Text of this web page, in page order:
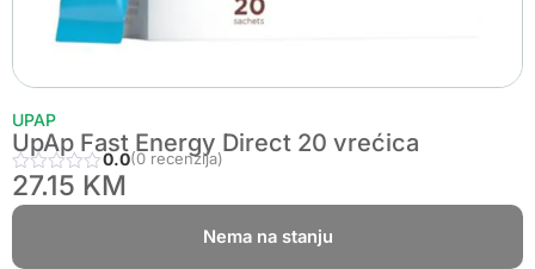
UPAP
UpAp Fast Energy Direct 20 vrećica
0.0(0 recenzija)
27.15 KM
Nema na stanju